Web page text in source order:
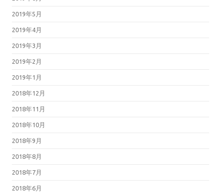
2019年5月
2019年4月
2019年3月
2019年2月
2019年1月
2018年12月
2018年11月
2018年10月
2018年9月
2018年8月
2018年7月
2018年6月